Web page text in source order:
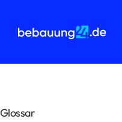
springen
Glossar